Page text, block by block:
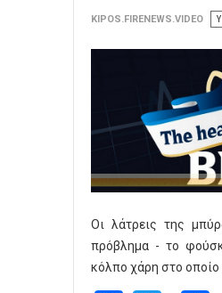
KIPOS.FIRENEWS.VIDEO
Οι λάτρεις της
πρόβλημα - το
κόλπο χάρη στο οποίο